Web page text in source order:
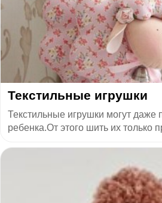
Текстильные игрушки
Текстильные игрушки могут даже
ребенка.От этого шить их только